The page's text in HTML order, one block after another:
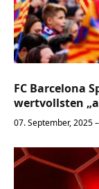
FC Barcelona
wertvollsten
07. September, 2025